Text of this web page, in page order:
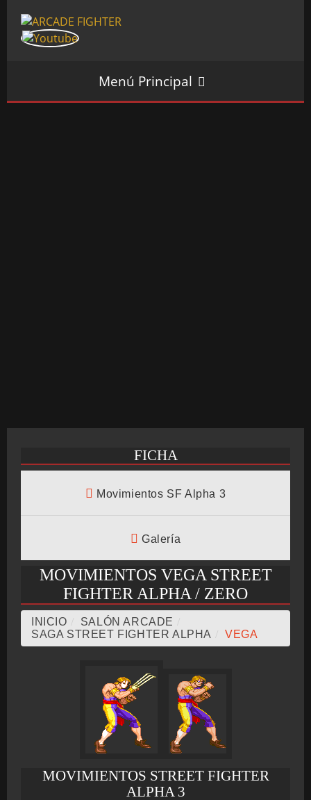
Menú Principal
BONUS STAGE
GUÍA BÁSICA
TIER LIST
FICHA
Movimientos SF Alpha 3
Galería
MOVIMIENTOS VEGA STREET
FIGHTER ALPHA / ZERO
INICIO SALÓN ARCADE
SAGA STREET FIGHTER ALPHA
VEGA
MOVIMIENTOS STREET FIGHTER
ALPHA 3